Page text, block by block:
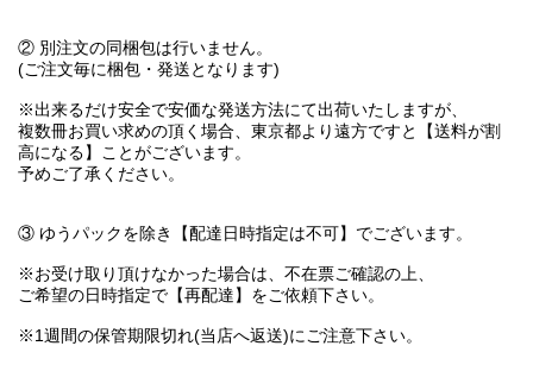
② 別注文の同梱包は行いません。
(ご注文毎に梱包・発送となります)
※出来るだけ安全で安価な発送方法にて出荷いたしますが、
複数冊お買い求めの頂く場合、東京都より遠方ですと【送料が割
高になる】ことがございます。
予めご了承ください。
③ ゆうパックを除き【配達日時指定は不可】でございます。
※お受け取り頂けなかった場合は、不在票ご確認の上、
ご希望の日時指定で【再配達】をご依頼下さい。
※1週間の保管期限切れ(当店へ返送)にご注意下さい。